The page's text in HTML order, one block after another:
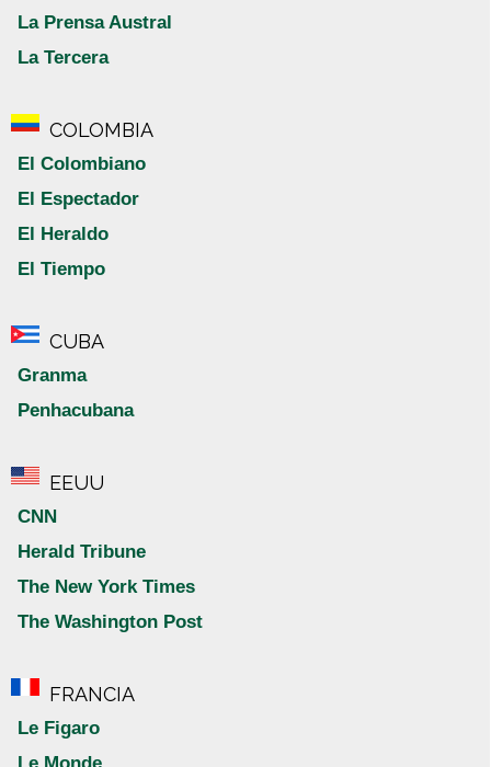
La Prensa Austral
La Tercera
COLOMBIA
El Colombiano
El Espectador
El Heraldo
El Tiempo
CUBA
Granma
Penhacubana
EEUU
CNN
Herald Tribune
The New York Times
The Washington Post
FRANCIA
Le Figaro